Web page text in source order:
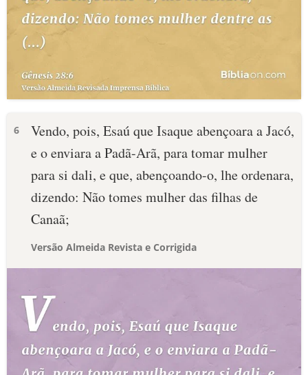
6
Vendo, pois, Esaú que Isaque abençoara a Jacó,
e o enviara a Padã-Arã, para tomar mulher
para si dali, e que, abençoando-o, lhe ordenara,
dizendo: Não tomes mulher das filhas de
Canaã;
Versão Almeida Revista e Corrigida